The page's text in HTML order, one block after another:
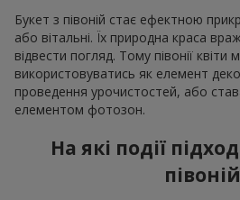
Букет з півоній стає ефектною
або вітальні. Їх природна краса
відвести погляд. Тому півонії квіти
використовуватись як елемент
проведення урочистостей, або
елементом фотозон.
На які події
півоній